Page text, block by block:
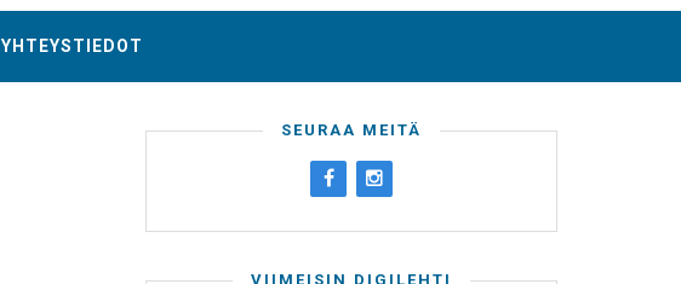
YHTEYSTIEDOT
SEURAA MEITÄ
VIIMEISIN DIGILEHTI